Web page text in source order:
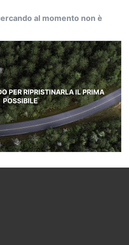
al momento non è
PER RIPRISTINARLA IL PRIMA
POSSIBILE